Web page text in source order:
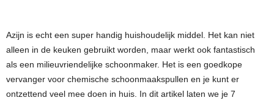
Azijn is echt een super handig huishoudelijk middel. Het kan niet
alleen in de keuken gebruikt worden, maar werkt ook fantastisch
als een milieuvriendelijke schoonmaker. Het is een goedkope
vervanger voor chemische schoonmaakspullen en je kunt er
ontzettend veel mee doen in huis. In dit artikel laten we je 7